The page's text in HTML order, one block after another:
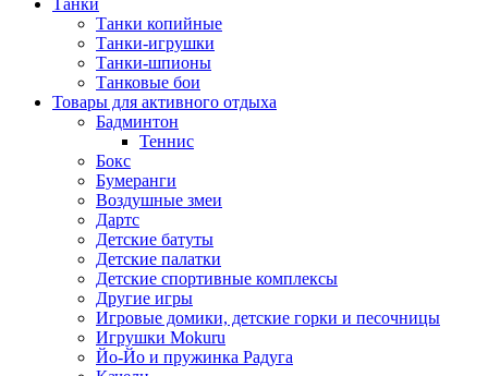
Танки
Танки копийные
Танки-игрушки
Танки-шпионы
Танковые бои
Товары для активного отдыха
Бадминтон
Теннис
Бокс
Бумеранги
Воздушные змеи
Дартс
Детские батуты
Детские палатки
Детские спортивные комплексы
Другие игры
Игровые домики, детские горки и песочницы
Игрушки Mokuru
Йо-Йо и пружинка Радуга